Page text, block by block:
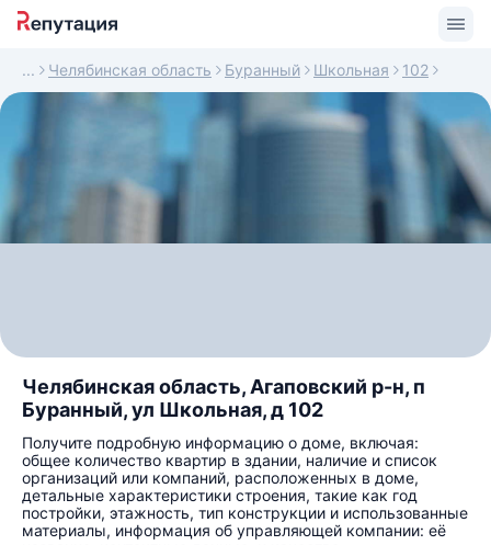
Челябинская область Буранный Школьная 102
Челябинская область, Агаповский р-н, п
Буранный, ул Школьная, д 102
Получите подробную информацию о доме, включая:
общее количество квартир в здании, наличие и список
организаций или компаний, расположенных в доме,
детальные характеристики строения, такие как год
постройки, этажность, тип конструкции и использованные
материалы, информация об управляющей компании: её